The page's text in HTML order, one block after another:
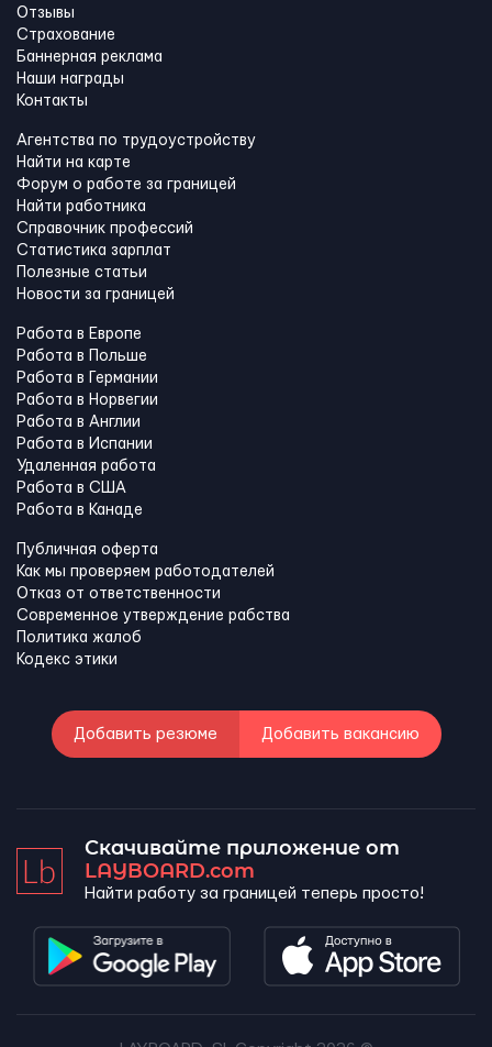
Отзывы
Страхование
Баннерная реклама
Наши награды
Контакты
Агентства по трудоустройству
Найти на карте
Форум о работе за границей
Найти работника
Справочник профессий
Статистика зарплат
Полезные статьи
Новости за границей
Работа в Европе
Работа в Польше
Работа в Германии
Работа в Норвегии
Работа в Англии
Работа в Испании
Удаленная работа
Работа в США
Работа в Канадe
Публичная оферта
Как мы проверяем работодателей
Отказ от ответственности
Современное утверждение рабства
Политика жалоб
Кодекс этики
Добавить резюме Добавить вакансию
Скачивайте приложение от
LAYBOARD.com
Найти работу за границей теперь просто!